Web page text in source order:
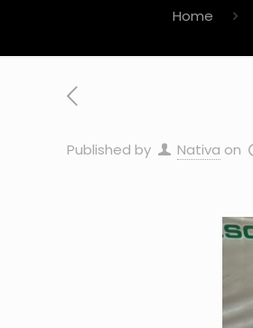
Home
Published by Nativa on